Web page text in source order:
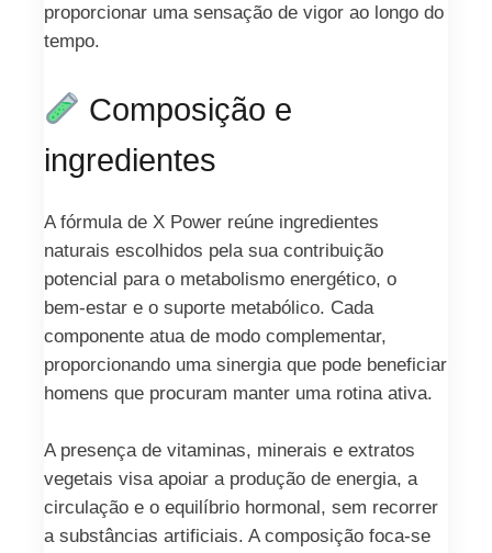
proporcionar uma sensação de vigor ao longo do
tempo.
Composição e
ingredientes
A fórmula de X Power reúne ingredientes
naturais escolhidos pela sua contribuição
potencial para o metabolismo energético, o
bem‑estar e o suporte metabólico. Cada
componente atua de modo complementar,
proporcionando uma sinergia que pode beneficiar
homens que procuram manter uma rotina ativa.
A presença de vitaminas, minerais e extratos
vegetais visa apoiar a produção de energia, a
circulação e o equilíbrio hormonal, sem recorrer
a substâncias artificiais. A composição foca-se